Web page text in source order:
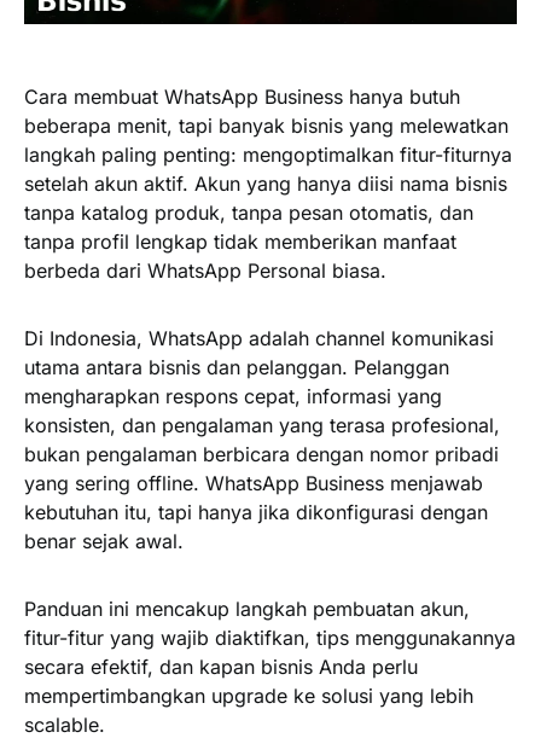
Cara membuat WhatsApp Business hanya butuh
beberapa menit, tapi banyak bisnis yang melewatkan
langkah paling penting: mengoptimalkan fitur-fiturnya
setelah akun aktif. Akun yang hanya diisi nama bisnis
tanpa katalog produk, tanpa pesan otomatis, dan
tanpa profil lengkap tidak memberikan manfaat
berbeda dari WhatsApp Personal biasa.
Di Indonesia, WhatsApp adalah channel komunikasi
utama antara bisnis dan pelanggan. Pelanggan
mengharapkan respons cepat, informasi yang
konsisten, dan pengalaman yang terasa profesional,
bukan pengalaman berbicara dengan nomor pribadi
yang sering offline. WhatsApp Business menjawab
kebutuhan itu, tapi hanya jika dikonfigurasi dengan
benar sejak awal.
Panduan ini mencakup langkah pembuatan akun,
fitur-fitur yang wajib diaktifkan, tips menggunakannya
secara efektif, dan kapan bisnis Anda perlu
mempertimbangkan upgrade ke solusi yang lebih
scalable.